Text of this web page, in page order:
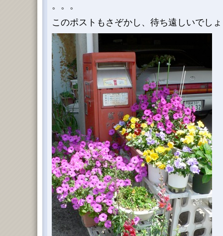
。。。
このポストもさぞかし、待ち遠しいでし